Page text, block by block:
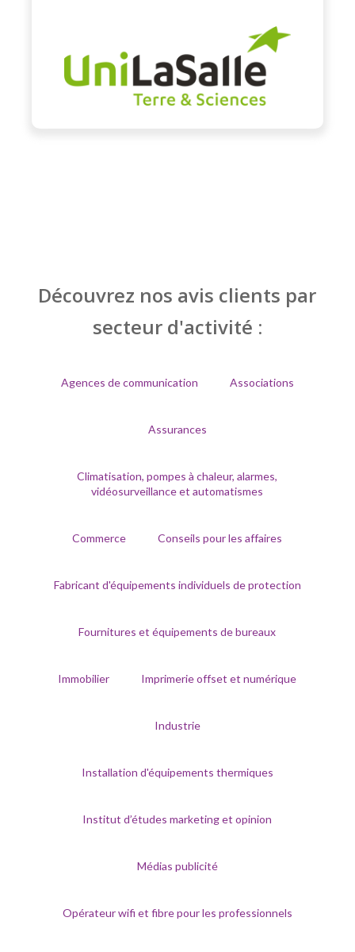
Découvrez nos avis clients par
secteur d'activité :
Agences de communication Associations
Assurances
Climatisation, pompes à chaleur, alarmes,
vidéosurveillance et automatismes
Commerce Conseils pour les affaires
Fabricant d'équipements individuels de protection
Fournitures et équipements de bureaux
Immobilier Imprimerie offset et numérique
Industrie
Installation d'équipements thermiques
Institut d’études marketing et opinion
Médias publicité
Opérateur wifi et fibre pour les professionnels